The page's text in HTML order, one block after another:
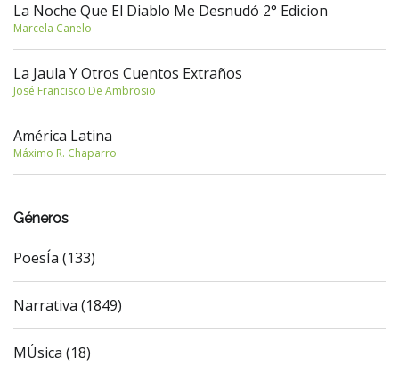
La Noche Que El Diablo Me Desnudó 2° Edicion
Marcela Canelo
La Jaula Y Otros Cuentos Extraños
José Francisco De Ambrosio
América Latina
Máximo R. Chaparro
Géneros
PoesÍa (133)
Narrativa (1849)
MÚsica (18)